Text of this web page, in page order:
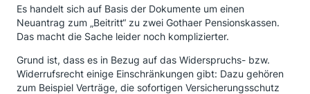
Es handelt sich auf Basis der Dokumente um einen
Neuantrag zum „Beitritt“ zu zwei Gothaer Pensionskassen.
Das macht die Sache leider noch komplizierter.
Grund ist, dass es in Bezug auf das Widerspruchs- bzw.
Widerrufsrecht einige Einschränkungen gibt: Dazu gehören
zum Beispiel Verträge, die sofortigen Versicherungsschutz